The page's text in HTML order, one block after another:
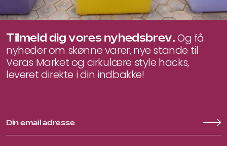
Tilmeld dig vores nyhedsbrev.Og få
nyheder om skønne varer, nye stande til
Veras Market og cirkulære style hacks,
leveret direkte i din indbakke!